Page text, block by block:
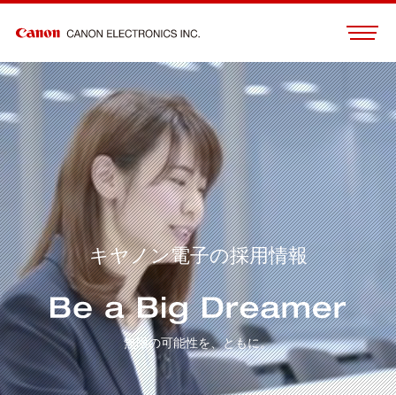
キヤノン電子の採用情報
無限の可能性を、ともに。